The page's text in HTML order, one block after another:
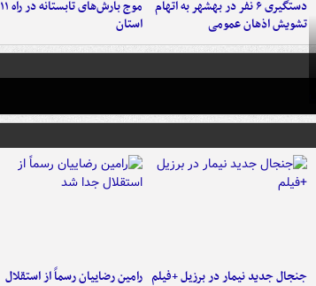
دستگیری ۶ نفر در بهشهر به اتهام
تشویش اذهان عمومی
موج بارش‌های تابستانه در راه ۱۱
استان
جنجال جدید نیمار در برزیل +فیلم رامین رضاییان رسماً از استقلال